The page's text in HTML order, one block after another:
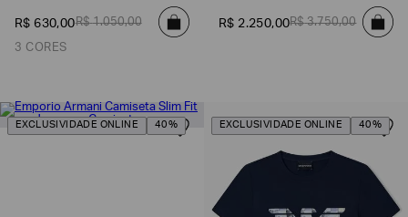
R$ 630,00R$ 1.050,00
3 CORES
R$ 2.250,00R$ 3.750,00
EXCLUSIVIDADE ONLINE 40% EXCLUSIVIDADE ONLINE 40%